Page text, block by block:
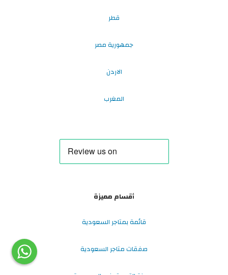
قطر
جمهورية مصر
الاردن
المغرب
أقسام مميزة
قائمة بمتاجر السعودية
صفقات متاجر السعودية